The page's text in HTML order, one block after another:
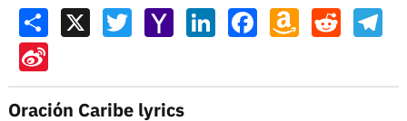
Share X TwitterYahoo
Mail
LinkedInFacebookAmazon
Wish
Reddit
Sina
Weibo
Oración Caribe lyrics